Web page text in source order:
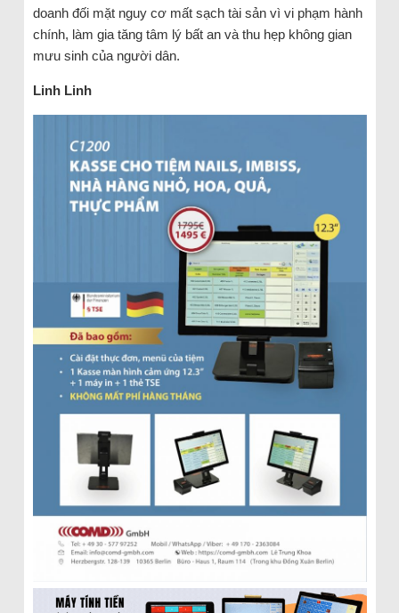
doanh đối mặt nguy cơ mất sạch tài sản vì vi phạm hành
chính, làm gia tăng tâm lý bất an và thu hẹp không gian
mưu sinh của người dân.
Linh Linh